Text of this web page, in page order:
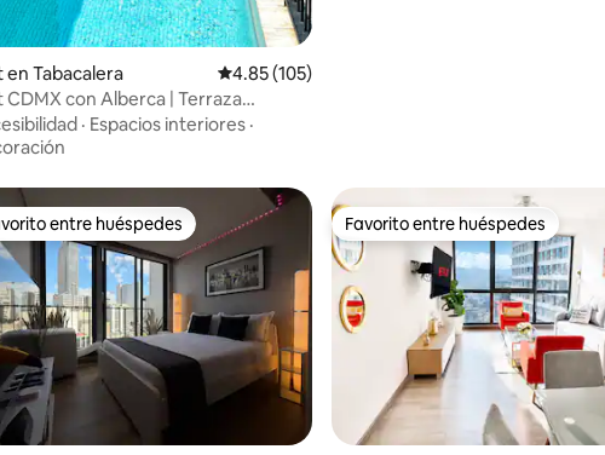
en Tabacalera Calificación promedio: 4.85 de 5; 105
4.85 (105)
CDMX con Alberca | Terraza
Centro
· Espacios interiores ·
4.9 de 5; 110 evaluaciones
entre huéspedes
entre huéspedes Favorito entre huéspedes
Favorito entre huéspedes